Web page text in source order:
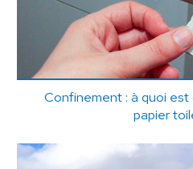
Confinement : à quoi
papier